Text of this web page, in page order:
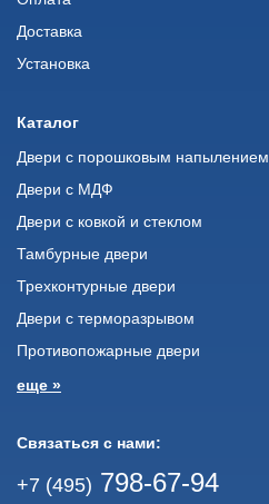
Доставка
Установка
Каталог
Двери с порошковым напылением
Двери с МДФ
Двери с ковкой и стеклом
Тамбурные двери
Трехконтурные двери
Двери с терморазрывом
Противопожарные двери
еще »
Связаться с нами:
+7 (495) 798-67-94